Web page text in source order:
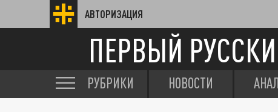
АВТОРИЗАЦИЯ
ПЕРВЫЙ
РУБРИКИ НОВОСТИ